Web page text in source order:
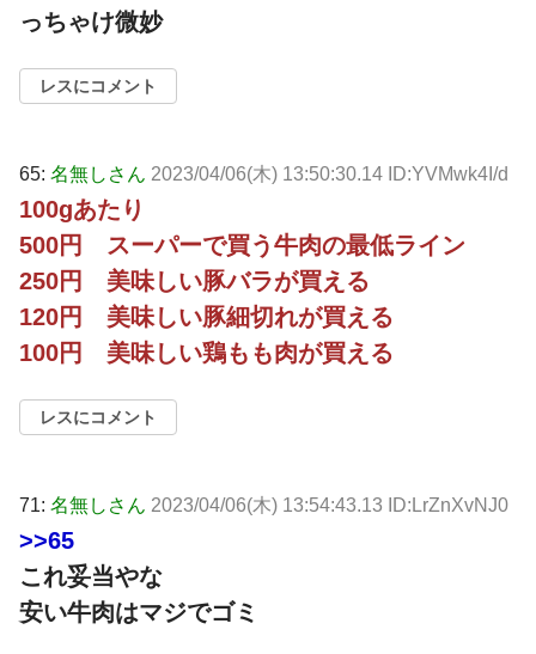
っちゃけ微妙
レスにコメント
65: 名無しさん 2023/04/06(木) 13:50:30.14 ID:YVMwk4I/d
100gあたり
500円 スーパーで買う牛肉の最低ライン
250円 美味しい豚バラが買える
120円 美味しい豚細切れが買える
100円 美味しい鶏もも肉が買える
レスにコメント
71: 名無しさん 2023/04/06(木) 13:54:43.13 ID:LrZnXvNJ0
>>65
これ妥当やな
安い牛肉はマジでゴミ